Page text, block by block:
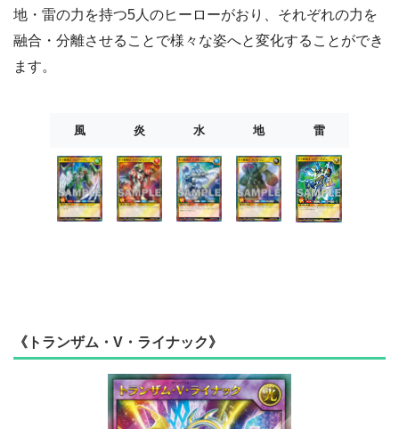
地・雷の力を持つ5人のヒーローがおり、それぞれの力を
融合・分離させることで様々な姿へと変化することができ
ます。
風 炎 水 地 雷
《トランザム・V・ライナック》